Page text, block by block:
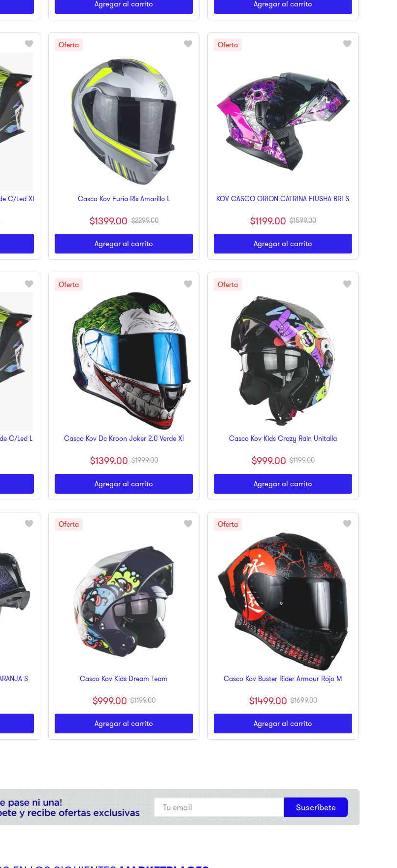
Agregar al carrito Agregar al carrito
C/Led Xl Casco Kov Furia Rlx Amarillo L
$1399.00 $2299.00
Agregar al carrito
KOV CASCO ORION CATRINA FIUSHA BRI S
$1199.00 $1599.00
Agregar al carrito
C/Led L Casco Kov Dc Kroon Joker 2.0 Verde Xl
$1399.00 $1999.00
Agregar al carrito
Casco Kov Kids Crazy Rain Unitalla
$999.00 $1199.00
Agregar al carrito
S Casco Kov Kids Dream Team
$999.00 $1199.00
Agregar al carrito
Casco Kov Buster Rider Armour Rojo M
$1499.00 $1699.00
Agregar al carrito
Suscríbete